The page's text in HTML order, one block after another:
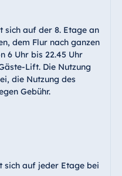
sich auf der 8. Etage an
dem Flur nach ganzen
6 Uhr bis 22.45 Uhr
Lift. Die Nutzung
die Nutzung des
Gebühr.
sich auf jeder Etage bei